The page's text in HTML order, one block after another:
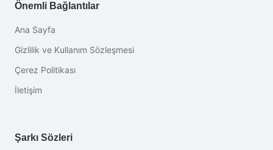
Önemli Bağlantılar
Ana Sayfa
Gizlilik ve Kullanım Sözleşmesi
Çerez Politikası
İletişim
Şarkı Sözleri